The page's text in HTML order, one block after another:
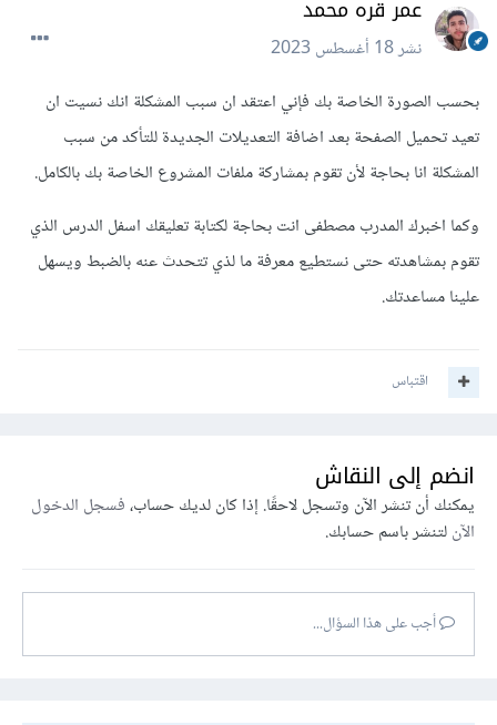
عمر قره محمد
نشر18 أغسطس 2023
بحسب الصورة الخاصة بك فإني اعتقد ان سبب المشكلة انك نسيت ان
تعيد تحميل الصفحة بعد اضافة التعديلات الجديدة للتأكد من سبب
المشكلة انا بحاجة لأن تقوم بمشاركة ملفات المشروع الخاصة بك بالكامل.
وكما اخبرك المدرب مصطفى انت بحاجة لكتابة تعليقك اسفل الدرس الذي
تقوم بمشاهدته حتى نستطيع معرفة ما لذي تتحدث عنه بالضبط ويسهل
علينا مساعدتك.
اقتباس
انضم إلى النقاش
يمكنك أن تنشر الآن وتسجل لاحقًا. إذا كان لديك حساب،فسجل الدخول
الآنلتنشر باسم حسابك.
أجب على هذا السؤال...